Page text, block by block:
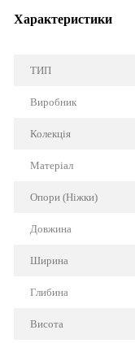
Характеристики
ТИП
Виробник
Колекція
Матеріал
Опори (Ніжки)
Довжина
Ширина
Глибина
Висота